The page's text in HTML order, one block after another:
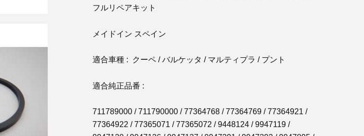
フルリペアキット
メイドイン スペイン
適合車種 : クーペ / バルケッタ / マルティプラ / プント
適合純正品番 :
711789000 / 711790000 / 77364768 / 77364769 / 77364921 /
77364922 / 77365071 / 77365072 / 9448124 / 9947119 /